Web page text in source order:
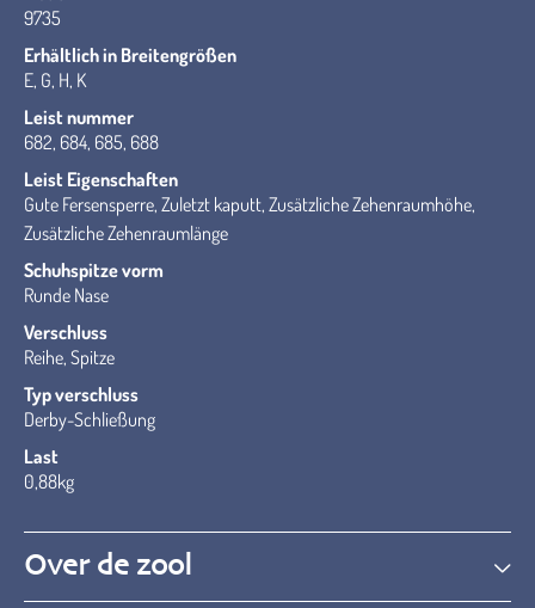
9735
Erhältlich in Breitengrößen
E, G, H, K
Leist nummer
682, 684, 685, 688
Leist Eigenschaften
Gute Fersensperre, Zuletzt kaputt, Zusätzliche Zehenraumhöhe,
Zusätzliche Zehenraumlänge
Schuhspitze vorm
Runde Nase
Verschluss
Reihe, Spitze
Typ verschluss
Derby-Schließung
Last
0,88kg
Over de zool